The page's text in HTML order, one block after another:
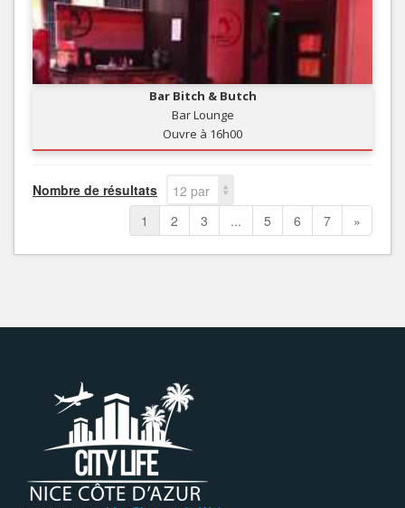
Bar Bitch & Butch
Bar Lounge
Ouvre à 16h00
Nombre de résultats
12 par
page
1 2 3 ... 5 6 7 »